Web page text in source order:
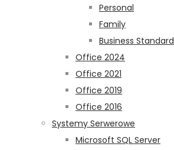
Personal
Family
Business Standard
Office 2024
Office 2021
Office 2019
Office 2016
Systemy Serwerowe
Microsoft SQL Server